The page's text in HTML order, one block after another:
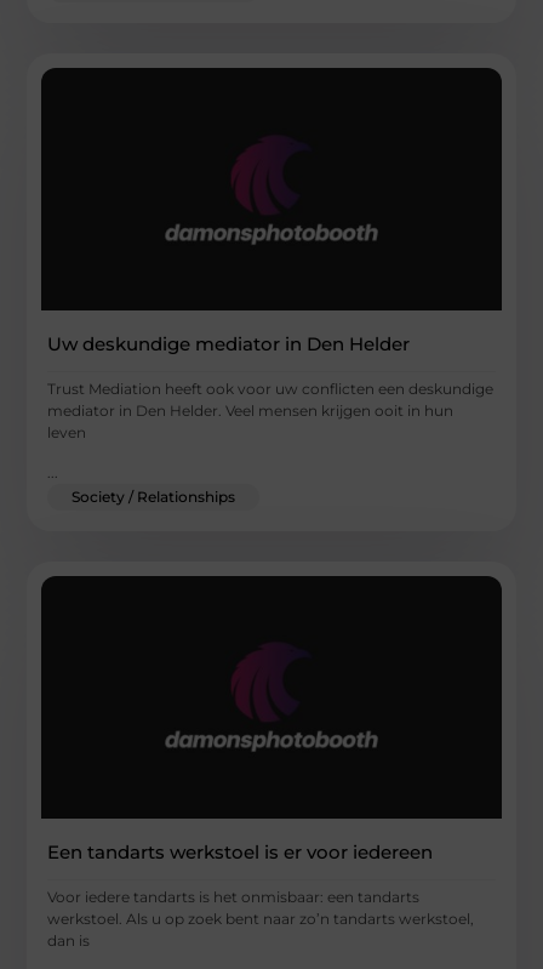
Uw deskundige mediator in Den Helder
Trust Mediation heeft ook voor uw conflicten een deskundige
mediator in Den Helder. Veel mensen krijgen ooit in hun
leven
Society / Relationships
Een tandarts werkstoel is er voor iedereen
Voor iedere tandarts is het onmisbaar: een tandarts
werkstoel. Als u op zoek bent naar zo’n tandarts werkstoel,
dan is